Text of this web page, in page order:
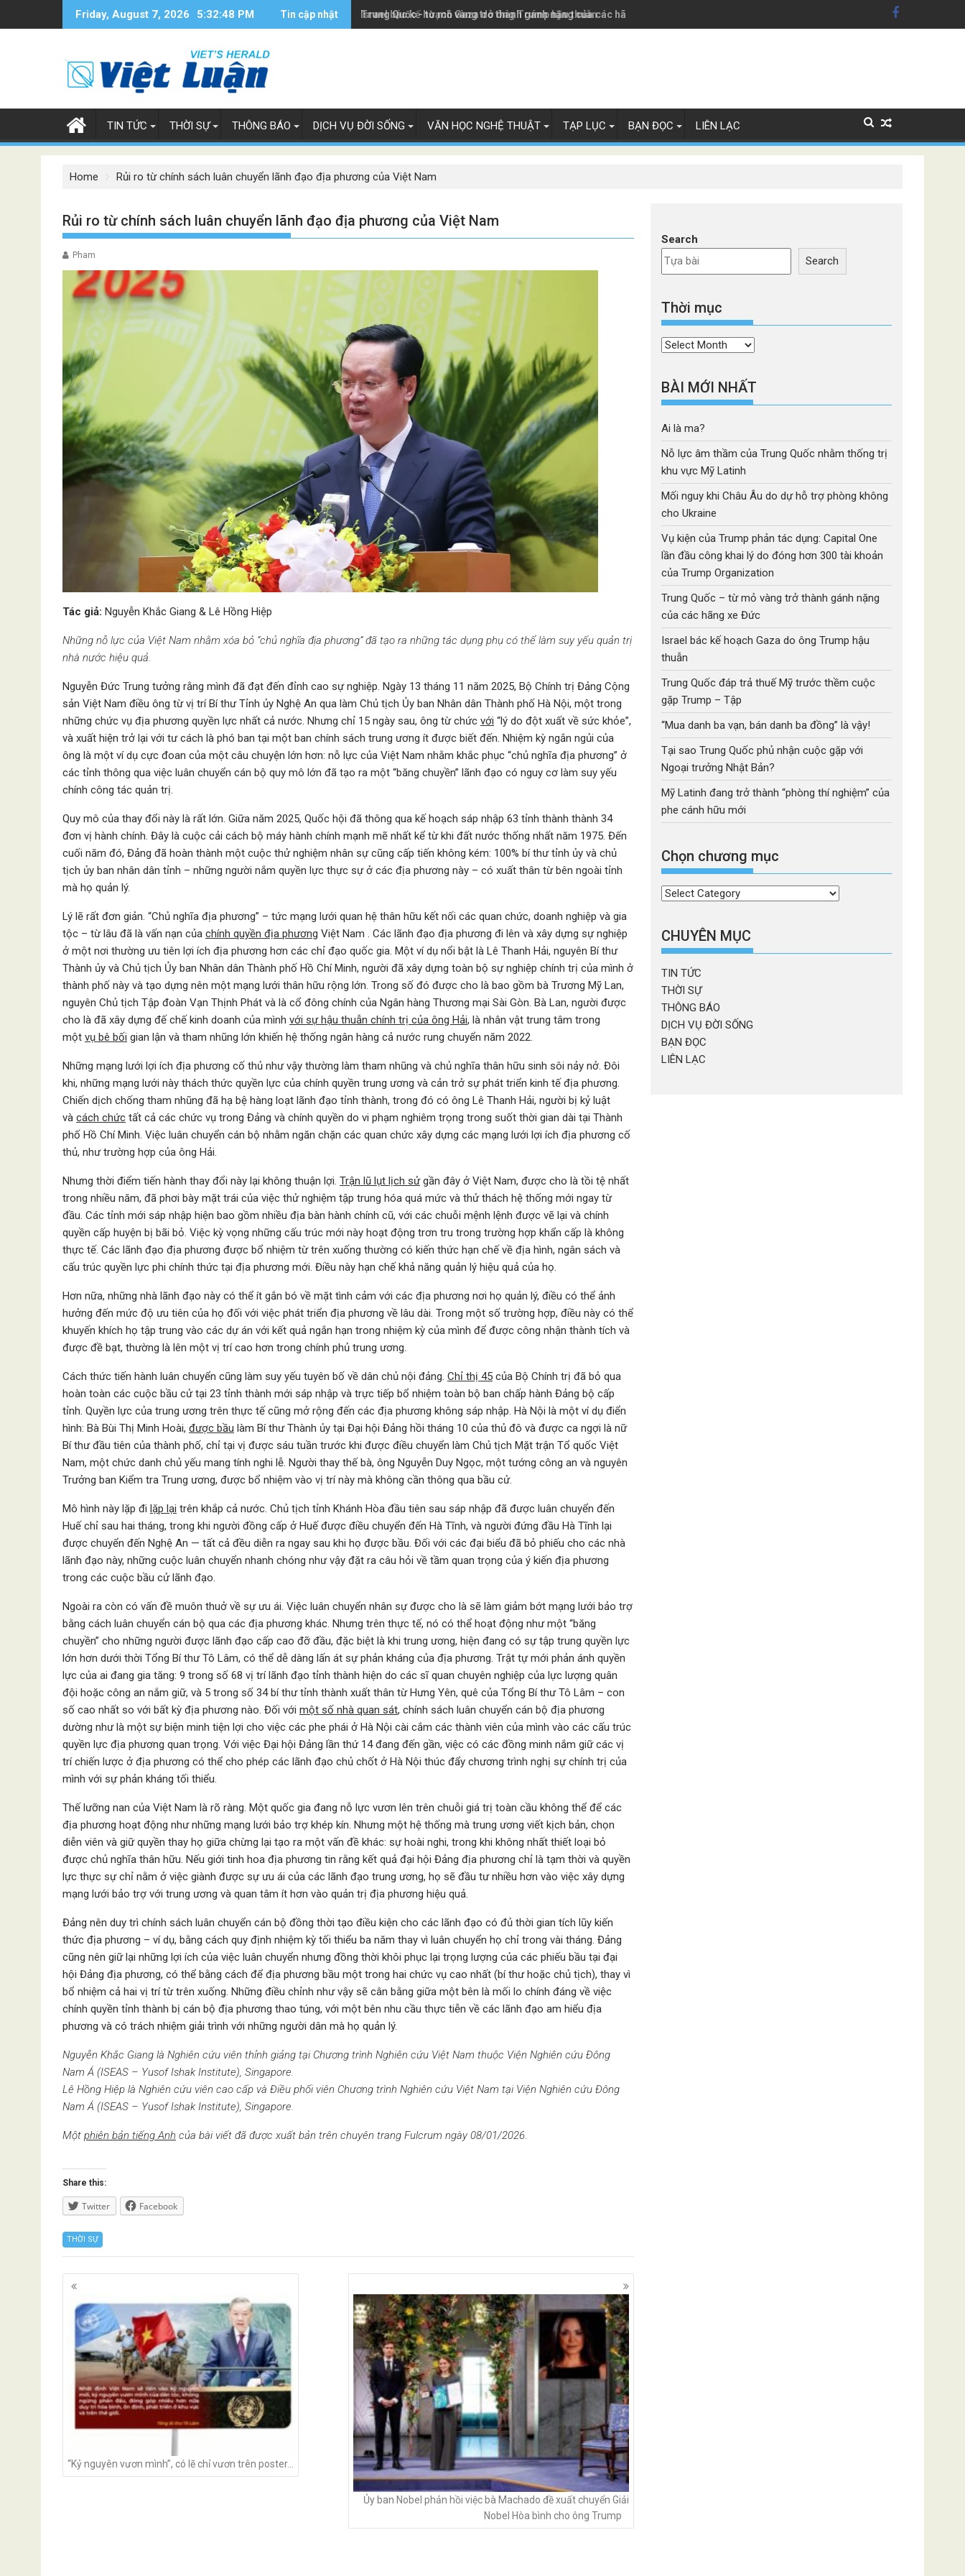
Friday, August 7, 2026 5:32:49 PM Tin cập nhật Trung Quốc - từ mỏ vàng trở thành gánh nặng của các hãng xe Đức
Israel bác kế hoạch Gaza do ông Trump hậu thuẫn
TIN TỨC THỜI SỰ THÔNG BÁO DỊCH VỤ ĐỜI SỐNG VĂN HỌC NGHỆ THUẬT TẠP LỤC BẠN ĐỌC LIÊN LẠC
Home Rủi ro từ chính sách luân chuyển lãnh đạo địa phương của Việt Nam
Rủi ro từ chính sách luân chuyển lãnh đạo địa phương của Việt Nam
Pham
Tác giả: Nguyễn Khắc Giang & Lê Hồng Hiệp
Những nỗ lực của Việt Nam nhằm xóa bỏ “chủ nghĩa địa phương” đã tạo ra những tác dụng phụ có thể làm suy yếu quản trị
nhà nước hiệu quả.
Nguyễn Đức Trung tưởng rằng mình đã đạt đến đỉnh cao sự nghiệp. Ngày 13 tháng 11 năm 2025, Bộ Chính trị Đảng Cộng
sản Việt Nam điều ông từ vị trí Bí thư Tỉnh ủy Nghệ An qua làm Chủ tịch Ủy ban Nhân dân Thành phố Hà Nội, một trong
những chức vụ địa phương quyền lực nhất cả nước. Nhưng chỉ 15 ngày sau, ông từ chức với “lý do đột xuất về sức khỏe”,
và xuất hiện trở lại với tư cách là phó ban tại một ban chính sách trung ương ít được biết đến. Nhiệm kỳ ngắn ngủi của
ông là một ví dụ cực đoan của một câu chuyện lớn hơn: nỗ lực của Việt Nam nhằm khắc phục “chủ nghĩa địa phương” ở
các tỉnh thông qua việc luân chuyển cán bộ quy mô lớn đã tạo ra một “băng chuyền” lãnh đạo có nguy cơ làm suy yếu
chính công tác quản trị.
Quy mô của thay đổi này là rất lớn. Giữa năm 2025, Quốc hội đã thông qua kế hoạch sáp nhập 63 tỉnh thành thành 34
đơn vị hành chính. Đây là cuộc cải cách bộ máy hành chính mạnh mẽ nhất kể từ khi đất nước thống nhất năm 1975. Đến
cuối năm đó, Đảng đã hoàn thành một cuộc thử nghiệm nhân sự cũng cấp tiến không kém: 100% bí thư tỉnh ủy và chủ
tịch ủy ban nhân dân tỉnh – những người nắm quyền lực thực sự ở các địa phương này – có xuất thân từ bên ngoài tỉnh
mà họ quản lý.
Lý lẽ rất đơn giản. “Chủ nghĩa địa phương” – tức mạng lưới quan hệ thân hữu kết nối các quan chức, doanh nghiệp và gia
tộc – từ lâu đã là vấn nạn của chính quyền địa phương Việt Nam . Các lãnh đạo địa phương đi lên và xây dựng sự nghiệp
ở một nơi thường ưu tiên lợi ích địa phương hơn các chỉ đạo quốc gia. Một ví dụ nổi bật là Lê Thanh Hải, nguyên Bí thư
Thành ủy và Chủ tịch Ủy ban Nhân dân Thành phố Hồ Chí Minh, người đã xây dựng toàn bộ sự nghiệp chính trị của mình ở
thành phố này và tạo dựng nên một mạng lưới thân hữu rộng lớn. Trong số đó được cho là bao gồm bà Trương Mỹ Lan,
nguyên Chủ tịch Tập đoàn Vạn Thịnh Phát và là cổ đông chính của Ngân hàng Thương mại Sài Gòn. Bà Lan, người được
cho là đã xây dựng đế chế kinh doanh của mình với sự hậu thuẫn chính trị của ông Hải, là nhân vật trung tâm trong
một vụ bê bối gian lận và tham nhũng lớn khiến hệ thống ngân hàng cả nước rung chuyển năm 2022.
Những mạng lưới lợi ích địa phương cố thủ như vậy thường làm tham nhũng và chủ nghĩa thân hữu sinh sôi nảy nở. Đôi
khi, những mạng lưới này thách thức quyền lực của chính quyền trung ương và cản trở sự phát triển kinh tế địa phương.
Chiến dịch chống tham nhũng đã hạ bệ hàng loạt lãnh đạo tỉnh thành, trong đó có ông Lê Thanh Hải, người bị kỷ luật
và cách chức tất cả các chức vụ trong Đảng và chính quyền do vi phạm nghiêm trọng trong suốt thời gian dài tại Thành
phố Hồ Chí Minh. Việc luân chuyển cán bộ nhằm ngăn chặn các quan chức xây dựng các mạng lưới lợi ích địa phương cố
thủ, như trường hợp của ông Hải.
Nhưng thời điểm tiến hành thay đổi này lại không thuận lợi. Trận lũ lụt lịch sửgần đây ở Việt Nam, được cho là tồi tệ nhất
trong nhiều năm, đã phơi bày mặt trái của việc thử nghiệm tập trung hóa quá mức và thử thách hệ thống mới ngay từ
đầu. Các tỉnh mới sáp nhập hiện bao gồm nhiều địa bàn hành chính cũ, với các chuỗi mệnh lệnh được vẽ lại và chính
quyền cấp huyện bị bãi bỏ. Việc kỳ vọng những cấu trúc mới này hoạt động trơn tru trong trường hợp khẩn cấp là không
thực tế. Các lãnh đạo địa phương được bổ nhiệm từ trên xuống thường có kiến ​​thức hạn chế về địa hình, ngân sách và
cấu trúc quyền lực phi chính thức tại địa phương mới. Điều này hạn chế khả năng quản lý hiệu quả của họ.
Hơn nữa, những nhà lãnh đạo này có thể ít gắn bó về mặt tình cảm với các địa phương nơi họ quản lý, điều có thể ảnh
hưởng đến mức độ ưu tiên của họ đối với việc phát triển địa phương về lâu dài. Trong một số trường hợp, điều này có thể
khuyến khích họ tập trung vào các dự án với kết quả ngắn hạn trong nhiệm kỳ của mình để được công nhận thành tích và
được đề bạt, thường là lên một vị trí cao hơn trong chính phủ trung ương.
Cách thức tiến hành luân chuyển cũng làm suy yếu tuyên bố về dân chủ nội đảng. Chỉ thị 45 của Bộ Chính trị đã bỏ qua
hoàn toàn các cuộc bầu cử tại 23 tỉnh thành mới sáp nhập và trực tiếp bổ nhiệm toàn bộ ban chấp hành Đảng bộ cấp
tỉnh. Quyền lực của trung ương trên thực tế cũng mở rộng đến các địa phương không sáp nhập. Hà Nội là một ví dụ điển
hình: Bà Bùi Thị Minh Hoài, được bầu làm Bí thư Thành ủy tại Đại hội Đảng hồi tháng 10 của thủ đô và được ca ngợi là nữ
Bí thư đầu tiên của thành phố, chỉ tại vị được sáu tuần trước khi được điều chuyển làm Chủ tịch Mặt trận Tổ quốc Việt
Nam, một chức danh chủ yếu mang tính nghi lễ. Người thay thế bà, ông Nguyễn Duy Ngọc, một tướng công an và nguyên
Trưởng ban Kiểm tra Trung ương, được bổ nhiệm vào vị trí này mà không cần thông qua bầu cử.
Mô hình này lặp đi lặp lại trên khắp cả nước. Chủ tịch tỉnh Khánh Hòa đầu tiên sau sáp nhập đã được luân chuyển đến
Huế chỉ sau hai tháng, trong khi người đồng cấp ở Huế được điều chuyển đến Hà Tĩnh, và người đứng đầu Hà Tĩnh lại
được chuyển đến Nghệ An — tất cả đều diễn ra ngay sau khi họ được bầu. Đối với các đại biểu đã bỏ phiếu cho các nhà
lãnh đạo này, những cuộc luân chuyển nhanh chóng như vậy đặt ra câu hỏi về tầm quan trọng của ý kiến ​​địa phương
trong các cuộc bầu cử lãnh đạo.
Ngoài ra còn có vấn đề muôn thuở về sự ưu ái. Việc luân chuyển nhân sự được cho là sẽ làm giảm bớt mạng lưới bảo trợ
bằng cách luân chuyển cán bộ qua các địa phương khác. Nhưng trên thực tế, nó có thể hoạt động như một “băng
chuyền” cho những người được lãnh đạo cấp cao đỡ đầu, đặc biệt là khi trung ương, hiện đang có sự tập trung quyền lực
lớn hơn dưới thời Tổng Bí thư Tô Lâm, có thể dễ dàng lấn át sự phản kháng của địa phương. Trật tự mới phản ánh quyền
lực của ai đang gia tăng: 9 trong số 68 vị trí lãnh đạo tỉnh thành hiện do các sĩ quan chuyên nghiệp của lực lượng quân
đội hoặc công an nắm giữ, và 5 trong số 34 bí thư tỉnh thành xuất thân từ Hưng Yên, quê của Tổng Bí thư Tô Lâm – con
số cao nhất so với ​​bất kỳ địa phương nào. Đối với một số nhà quan sát, chính sách luân chuyển cán bộ địa phương
dường như là một sự biện minh tiện lợi cho việc các phe phái ở Hà Nội cài cắm các thành viên của mình vào các cấu trúc
quyền lực địa phương quan trọng. Với việc Đại hội Đảng lần thứ 14 đang đến gần, việc có các đồng minh nắm giữ các vị
trí chiến lược ở địa phương có thể cho phép các lãnh đạo chủ chốt ở Hà Nội thúc đẩy chương trình nghị sự chính trị của
mình với sự phản kháng tối thiểu.
Thế lưỡng nan của Việt Nam là rõ ràng. Một quốc gia đang nỗ lực vươn lên trên chuỗi giá trị toàn cầu không thể để các
địa phương hoạt động như những mạng lưới bảo trợ khép kín. Nhưng một hệ thống mà trung ương viết kịch bản, chọn
diễn viên và giữ quyền thay họ giữa chừng lại tạo ra một vấn đề khác: sự hoài nghi, trong khi không nhất thiết loại bỏ
được chủ nghĩa thân hữu. Nếu giới tinh hoa địa phương tin rằng kết quả đại hội Đảng địa phương chỉ là tạm thời và quyền
lực thực sự chỉ nằm ở việc giành được sự ưu ái của các lãnh đạo trung ương, họ sẽ đầu tư nhiều hơn vào việc xây dựng
mạng lưới bảo trợ với trung ương và quan tâm ít hơn vào quản trị địa phương hiệu quả.
Đảng nên duy trì chính sách luân chuyển cán bộ đồng thời tạo điều kiện cho các lãnh đạo có đủ thời gian tích lũy kiến ​​
thức địa phương – ví dụ, bằng cách quy định nhiệm kỳ tối thiểu ba năm thay vì luân chuyển họ chỉ trong vài tháng. Đảng
cũng nên giữ lại những lợi ích của việc luân chuyển nhưng đồng thời khôi phục lại trọng lượng của các phiếu bầu tại đại
hội Đảng địa phương, có thể bằng cách để địa phương bầu một trong hai chức vụ cao nhất (bí thư hoặc chủ tịch), thay vì
bổ nhiệm cả hai vị trí từ trên xuống. Những điều chỉnh như vậy sẽ cân bằng giữa một bên là mối lo chính đáng về việc
chính quyền tỉnh thành bị cán bộ địa phương thao túng, với một bên nhu cầu thực tiễn về các lãnh đạo am hiểu địa
phương và có trách nhiệm giải trình với những người dân mà họ quản lý.
Nguyễn Khắc Giang là Nghiên cứu viên thỉnh giảng tại Chương trình Nghiên cứu Việt Nam thuộc Viện Nghiên cứu Đông
Nam Á (ISEAS – Yusof Ishak Institute), Singapore.
Lê Hồng Hiệp là Nghiên cứu viên cao cấp và Điều phối viên Chương trình Nghiên cứu Việt Nam tại Viện Nghiên cứu Đông
Nam Á (ISEAS – Yusof Ishak Institute), Singapore.
Một phiên bản tiếng Anh của bài viết đã được xuất bản trên chuyên trang Fulcrum ngày 08/01/2026.
Share this:
Twitter Facebook
THỜI SỰ
Posts
navigation
“Kỷ nguyên vươn mình”, có lẽ chỉ vươn trên poster…
Ủy ban Nobel phản hồi việc bà Machado đề xuất chuyển Giải
Nobel Hòa bình cho ông Trump
Search
Search
Thời mục
Thời
BÀI MỚI NHẤT
Ai là ma?
Nỗ lực âm thầm của Trung Quốc nhằm thống trị
khu vực Mỹ Latinh
Mối nguy khi Châu Âu do dự hỗ trợ phòng không
cho Ukraine
Vụ kiện của Trump phản tác dụng: Capital One
lần đầu công khai lý do đóng hơn 300 tài khoản
của Trump Organization
Trung Quốc – từ mỏ vàng trở thành gánh nặng
của các hãng xe Đức
Israel bác kế hoạch Gaza do ông Trump hậu
thuẫn
Trung Quốc đáp trả thuế Mỹ trước thềm cuộc
gặp Trump – Tập
“Mua danh ba vạn, bán danh ba đồng” là vậy!
Tại sao Trung Quốc phủ nhận cuộc gặp với
Ngoại trưởng Nhật Bản?
Mỹ Latinh đang trở thành “phòng thí nghiệm” của
phe cánh hữu mới
Chọn chương mục
Chọn
mục
CHUYÊN MỤC
TIN TỨC
THỜI SỰ
THÔNG BÁO
DỊCH VỤ ĐỜI SỐNG
BẠN ĐỌC
LIÊN LẠC